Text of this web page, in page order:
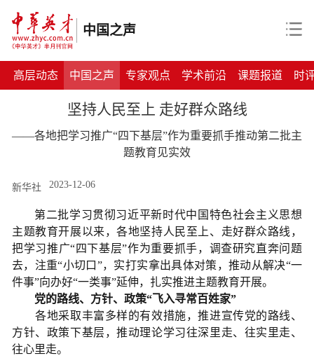
中国之声
高层动态 中国之声 专家观点 学术前沿 课题报道 时
坚持人民至上 走好群众路线
——各地把学习推广“四下基层”作为重要抓手推动第二批主
题教育见实效
新华社 2023-12-06
第二批学习贯彻习近平新时代中国特色社会主义思想
主题教育开展以来，各地坚持人民至上、走好群众路线，
把学习推广“四下基层”作为重要抓手，调查研究直奔问题
去，注重“小切口”，实打实拿出具体对策，推动从解决“一
件事”向办好“一类事”延伸，扎实推进主题教育开展。
党的路线、方针、政策“飞入寻常百姓家”
各地采取丰富多样的有效措施，推进宣传党的路线、
方针、政策下基层，推动理论学习往深里走、往实里走、
往心里走。